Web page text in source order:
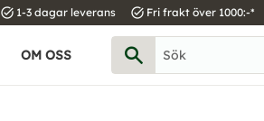
task_alt 1-3 dagar leverans task_alt Fri frakt över 1000:-*
OM OSS